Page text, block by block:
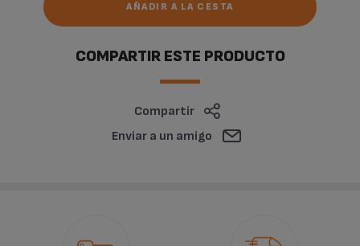
AÑADIR A LA CESTA
COMPARTIR ESTE PRODUCTO
Compartir
Enviar a un amigo